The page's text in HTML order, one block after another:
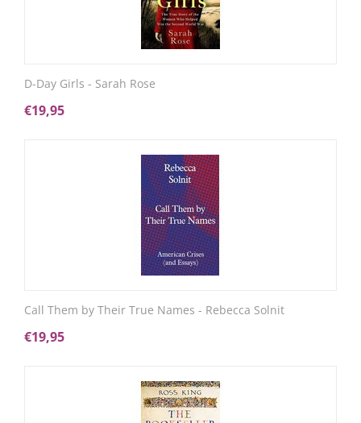
D-Day Girls - Sarah Rose
€19,95
Call Them by Their True Names - Rebecca Solnit
€19,95